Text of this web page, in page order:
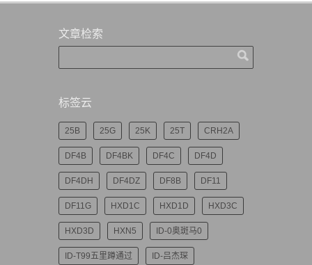
文章检索
标签云
25B 25G 25K 25T CRH2A
DF4B DF4BK DF4C DF4D
DF4DH DF4DZ DF8B DF11
DF11G HXD1C HXD1D HXD3C
HXD3D HXN5 ID-0奥斑马0
ID-T99五里蹲通过 ID-吕杰琛